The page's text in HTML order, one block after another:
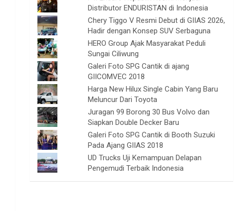
Distributor ENDURISTAN di Indonesia
Chery Tiggo V Resmi Debut di GIIAS 2026,
Hadir dengan Konsep SUV Serbaguna
HERO Group Ajak Masyarakat Peduli
Sungai Ciliwung
Galeri Foto SPG Cantik di ajang
GIICOMVEC 2018
Harga New Hilux Single Cabin Yang Baru
Meluncur Dari Toyota
Juragan 99 Borong 30 Bus Volvo dan
Siapkan Double Decker Baru
Galeri Foto SPG Cantik di Booth Suzuki
Pada Ajang GIIAS 2018
UD Trucks Uji Kemampuan Delapan
Pengemudi Terbaik Indonesia